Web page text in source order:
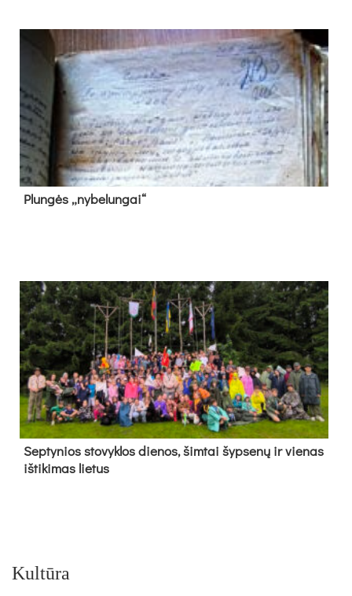
Plun­gės „ny­be­lun­gai“
Sep­ty­nios sto­vyk­los die­nos, šim­tai šyp­se­nų ir vie­nas
iš­ti­ki­mas lie­tus
Kultūra